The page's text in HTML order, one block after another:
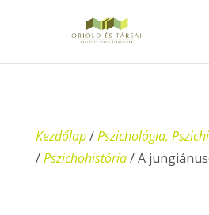
Kezdőlap/Pszichológia,
/Pszichohistória/ A